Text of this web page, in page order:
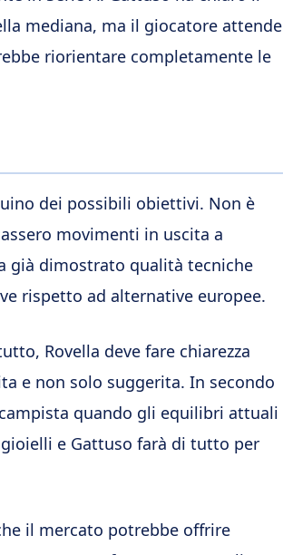
mediana, ma il giocatore attende
riorientare completamente le
dei possibili obiettivi. Non è
movimenti in uscita a
già dimostrato qualità tecniche
rispetto ad alternative europee.
Rovella deve fare chiarezza
e non solo suggerita. In secondo
quando gli equilibri attuali
e Gattuso farà di tutto per
il mercato potrebbe offrire